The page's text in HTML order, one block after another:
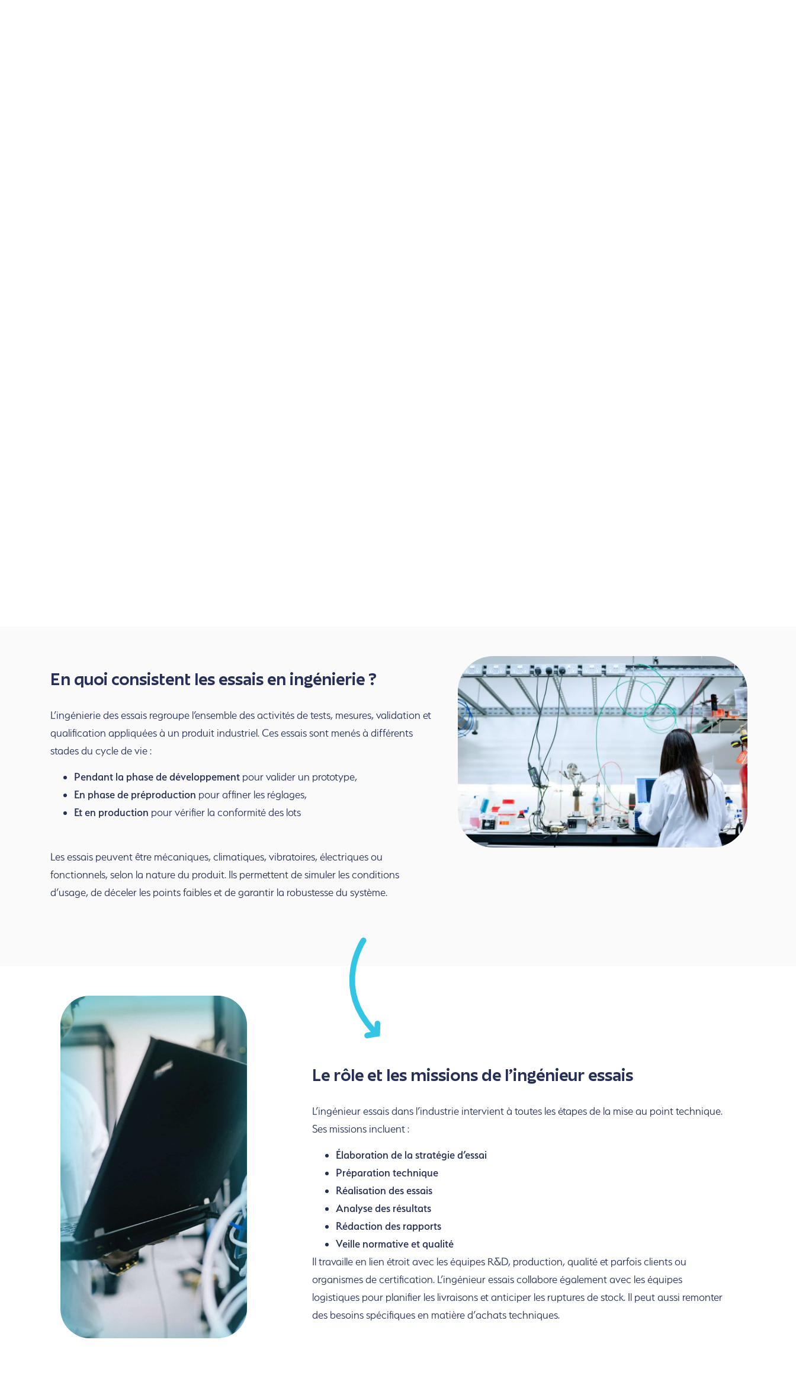
En quoi consistent les essais en ingénierie ?
L’ingénierie des essais regroupe l’ensemble des activités de tests, mesures, validation et
qualification appliquées à un produit industriel. Ces essais sont menés à différents
stades du cycle de vie :
Pendant la phase de développement pour valider un prototype,
En phase de préproduction pour affiner les réglages,
Et en production pour vérifier la conformité des lots
Les essais peuvent être mécaniques, climatiques, vibratoires, électriques ou
fonctionnels, selon la nature du produit. Ils permettent de simuler les conditions
d’usage, de déceler les points faibles et de garantir la robustesse du système.
Le rôle et les missions de l’ingénieur essais
L’ingénieur essais dans l’industrie intervient à toutes les étapes de la mise au point technique.
Ses missions incluent :
Élaboration de la stratégie d’essai
Préparation technique
Réalisation des essais
Analyse des résultats
Rédaction des rapports
Veille normative et qualité
Il travaille en lien étroit avec les équipes R&D, production, qualité et parfois clients ou
organismes de certification. L’ingénieur essais collabore également avec les équipes
logistiques pour planifier les livraisons et anticiper les ruptures de stock. Il peut aussi remonter
des besoins spécifiques en matière d’achats techniques.